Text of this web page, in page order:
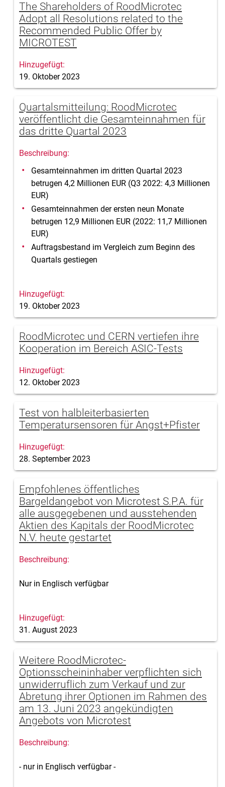
The Shareholders of RoodMicrotec
Adopt all Resolutions related to the
Recommended Public Offer by
MICROTEST
19. Oktober 2023
Quartalsmitteilung: RoodMicrotec
veröffentlicht die Gesamteinnahmen für
das dritte Quartal 2023
Gesamteinnahmen im dritten Quartal 2023
betrugen 4,2 Millionen EUR (Q3 2022: 4,3 Millionen
EUR)
Gesamteinnahmen der ersten neun Monate
betrugen 12,9 Millionen EUR (2022: 11,7 Millionen
EUR)
Auftragsbestand im Vergleich zum Beginn des
Quartals gestiegen
19. Oktober 2023
RoodMicrotec und CERN vertiefen ihre
Kooperation im Bereich ASIC-Tests
12. Oktober 2023
Test von halbleiterbasierten
Temperatursensoren für Angst+Pfister
28. September 2023
Empfohlenes öffentliches
Bargeldangebot von Microtest S.P.A. für
alle ausgegebenen und ausstehenden
Aktien des Kapitals der RoodMicrotec
N.V. heute gestartet
Nur in Englisch verfügbar
31. August 2023
Weitere RoodMicrotec-
Optionsscheininhaber verpflichten sich
unwiderruflich zum Verkauf und zur
Abretung ihrer Optionen im Rahmen des
am 13. Juni 2023 angekündigten
Angebots von Microtest
- nur in Englisch verfügbar -